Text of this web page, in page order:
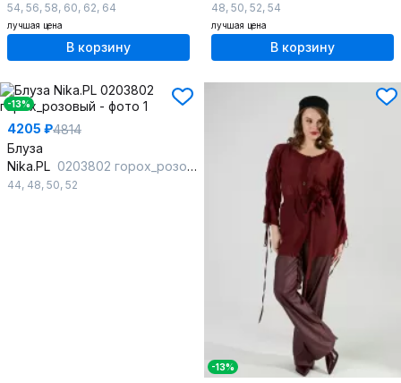
54, 56, 58, 60, 62, 64
лучшая цена
В корзину
48, 50, 52, 54
лучшая цена
В корзину
-13%
4205 ₽4814
Блуза
Nika.PL 0203802 горох_розовый
44, 48, 50, 52
-13%